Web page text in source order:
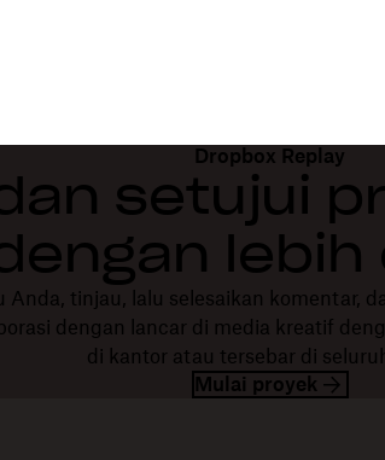
Dropbox Replay
setujui
Anda, tinjau, lalu selesaikan komentar,
dengan lancar di media kreatif
di kantor atau tersebar di
Mulai proyek